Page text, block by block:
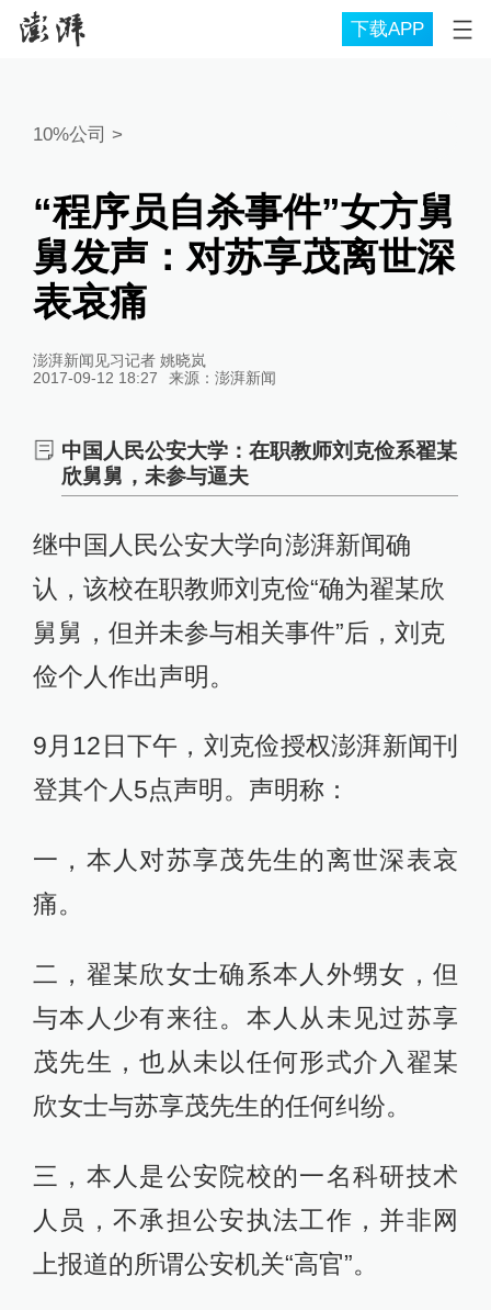
下载APP
10%公司 >
“程序员自杀事件”女方舅
舅发声：对苏享茂离世深
表哀痛
澎湃新闻见习记者 姚晓岚
2017-09-12 18:27
来源： 澎湃新闻
中国人民公安大学：在职教师刘克俭系翟某
欣舅舅，未参与逼夫
继中国人民公安大学向澎湃新闻确
认，该校在职教师刘克俭“确为翟某欣
舅舅，但并未参与相关事件”后，刘克
俭个人作出声明。
9月12日下午，刘克俭授权澎湃新闻刊
登其个人5点声明。声明称：
一，本人对苏享茂先生的离世深表哀
痛。
二，翟某欣女士确系本人外甥女，但
与本人少有来往。本人从未见过苏享
茂先生，也从未以任何形式介入翟某
欣女士与苏享茂先生的任何纠纷。
三，本人是公安院校的一名科研技术
人员，不承担公安执法工作，并非网
上报道的所谓公安机关“高官”。